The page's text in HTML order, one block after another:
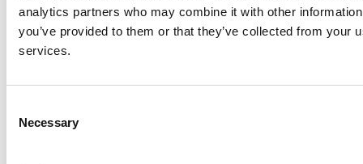
analytics partners who may combine it with other
you’ve provided to them or that they’ve collected from your
services.
Selection
Necessary
geslaagd, kan je een certificaat downloaden.
Het doorlopen van de e-learning kost ongeveer 2 uur. Je hoeft
sessies. Het maken van de toets kost ongeveer 20 minuten.
Om deel te nemen aan deze e-learning log je in, of registreer je